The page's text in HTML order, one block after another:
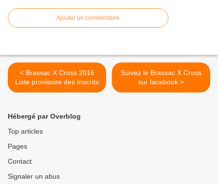
Ajouter un commentaire
< Brassac X Cross 2016
Liste provisoire des Inscrits
Suivez le Brassac X Cross
sur facebook >
Hébergé par Overblog
Top articles
Pages
Contact
Signaler un abus